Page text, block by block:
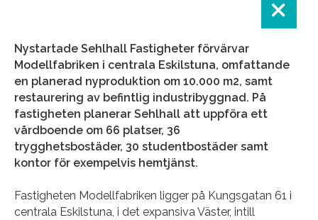
Nystartade Sehlhall Fastigheter förvärvar
Modellfabriken i centrala Eskilstuna, omfattande
en planerad nyproduktion om 10.000 m2, samt
restaurering av befintlig industribyggnad. På
fastigheten planerar Sehlhall att uppföra ett
vårdboende om 66 platser, 36
trygghetsbostäder, 30 studentbostäder samt
kontor för exempelvis hemtjänst.
Fastigheten Modellfabriken ligger på Kungsgatan 61 i
centrala Eskilstuna, i det expansiva Väster, intill